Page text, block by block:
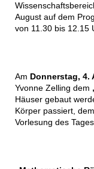
August auf dem
von 11.30 bis 12.15
Am Donnerstag, 4.
Yvonne Zelling dem
Häuser gebaut
Körper passiert,
Vorlesung des